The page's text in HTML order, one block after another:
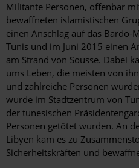
Militante Personen, offenbar
bewaffneten islamistischen
einen Anschlag auf das
Tunis und im Juni 2015 einen
am Strand von Sousse. Dabei
ums Leben, die meisten von
und zahlreiche Personen
wurde im Stadtzentrum von
der tunesischen
Personen getötet wurden. An
Libyen kam es zu
Sicherheitskräften und